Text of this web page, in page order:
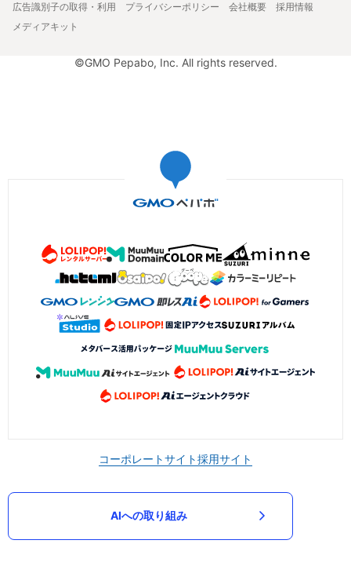
広告識別子の取得・利用
プライバシーポリシー 会社概要
採用情報
メディアキット
©GMO Pepabo, Inc. All rights reserved.
コーポレートサイト採用サイト
AIへの取り組み